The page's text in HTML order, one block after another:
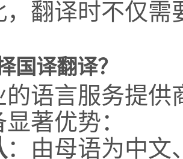
，翻译时不仅需
国译翻译？
的语言服务提供
著优势：
：由母语为中